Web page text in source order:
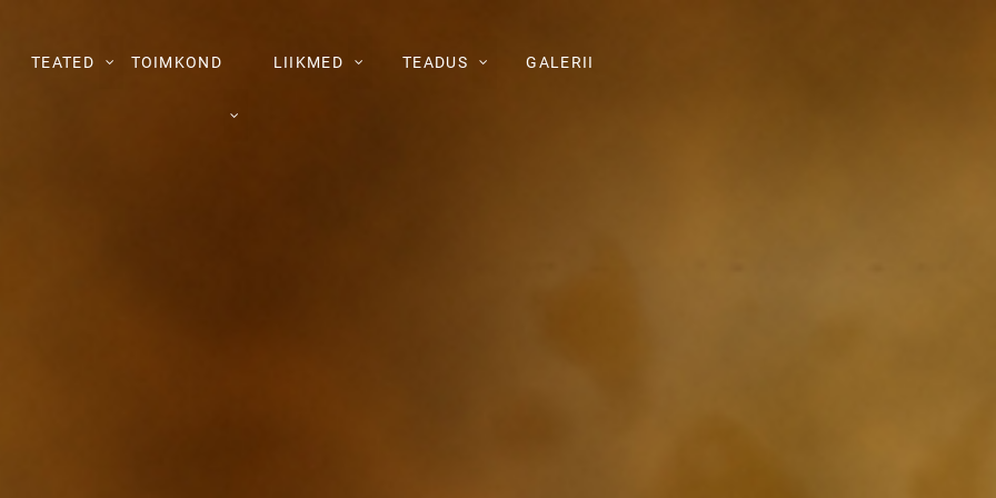
TEATED TOIMKOND LIIKMED TEADUS GALERII